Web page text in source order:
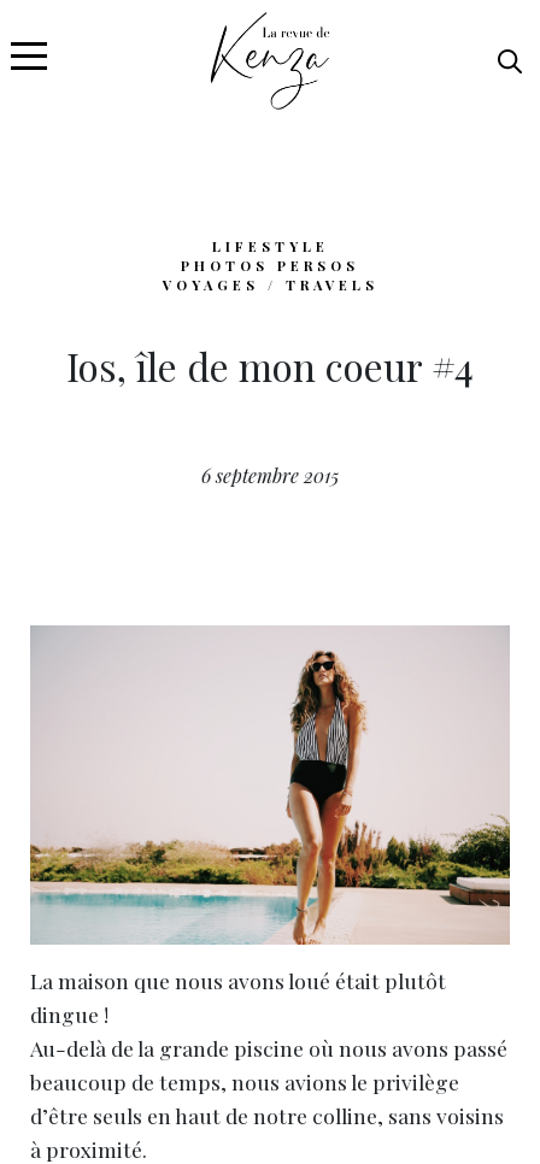
LIFESTYLE
PHOTOS PERSOS
VOYAGES / TRAVELS
Ios, île de mon coeur #4
6 septembre 2015
La maison que nous avons loué était plutôt
dingue !
Au-delà de la grande piscine où nous avons passé
beaucoup de temps, nous avions le privilège
d’être seuls en haut de notre colline, sans voisins
à proximité.